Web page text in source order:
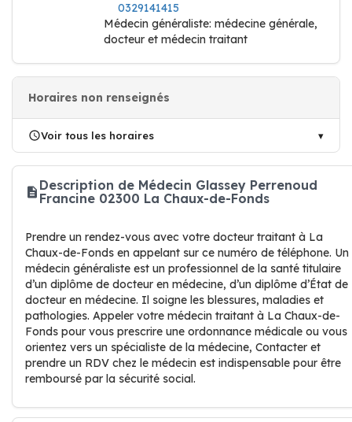
0329141415
Médecin généraliste: médecine générale,
docteur et médecin traitant
Horaires non renseignés
Voir tous les horaires
Description de Médecin Glassey Perrenoud
Francine 02300 La Chaux-de-Fonds
Prendre un rendez-vous avec votre docteur traitant à La
Chaux-de-Fonds en appelant sur ce numéro de téléphone. Un
médecin généraliste est un professionnel de la santé titulaire
d’un diplôme de docteur en médecine, d’un diplôme d’État de
docteur en médecine. Il soigne les blessures, maladies et
pathologies. Appeler votre médecin traitant à La Chaux-de-
Fonds pour vous prescrire une ordonnance médicale ou vous
orientez vers un spécialiste de la médecine, Contacter et
prendre un RDV chez le médecin est indispensable pour être
remboursé par la sécurité social.